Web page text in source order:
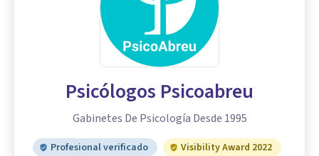
Psicólogos Psicoabreu
Gabinetes De Psicología Desde 1995
Profesional verificado
Visibility Award 2022